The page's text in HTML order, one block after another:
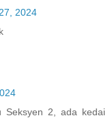
2024
Seksyen 2, ada kedai